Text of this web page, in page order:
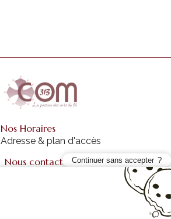
Nos Horaires
Adresse & plan d'accès
Nous contacter Continuer sans accepter